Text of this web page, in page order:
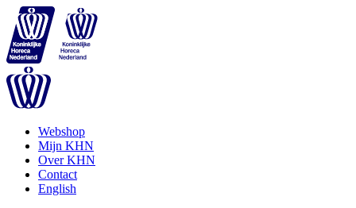
Webshop
Mijn KHN
Over KHN
Contact
English